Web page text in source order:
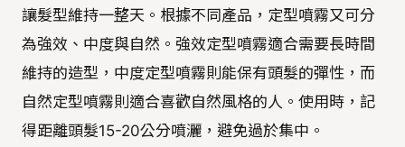
讓髮型維持一整天。根據不同產品，定型噴霧又可分
為強效、中度與自然。強效定型噴霧適合需要長時間
維持的造型，中度定型噴霧則能保有頭髮的彈性，而
自然定型噴霧則適合喜歡自然風格的人。使用時，記
得距離頭髮15-20公分噴灑，避免過於集中。